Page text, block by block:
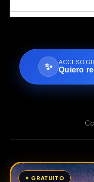
✨ ACCESO
Quiero
✦ GRATUITO